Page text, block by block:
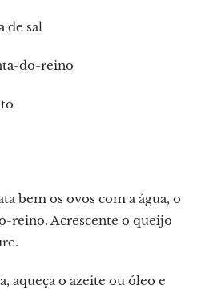
de sal
do-reino
bem os ovos com a água, o
reino. Acrescente o queijo
aqueça o azeite ou óleo e